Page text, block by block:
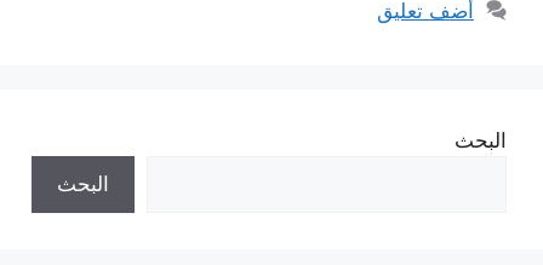
أضف تعليق
البحث
البحث